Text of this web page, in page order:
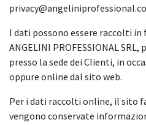
I dati possono essere raccolti in
ANGELINI PROFESSIONAL
presso la sede dei Clienti, in
oppure online dal sito web.
Per i dati raccolti online, il sito
vengono conservate